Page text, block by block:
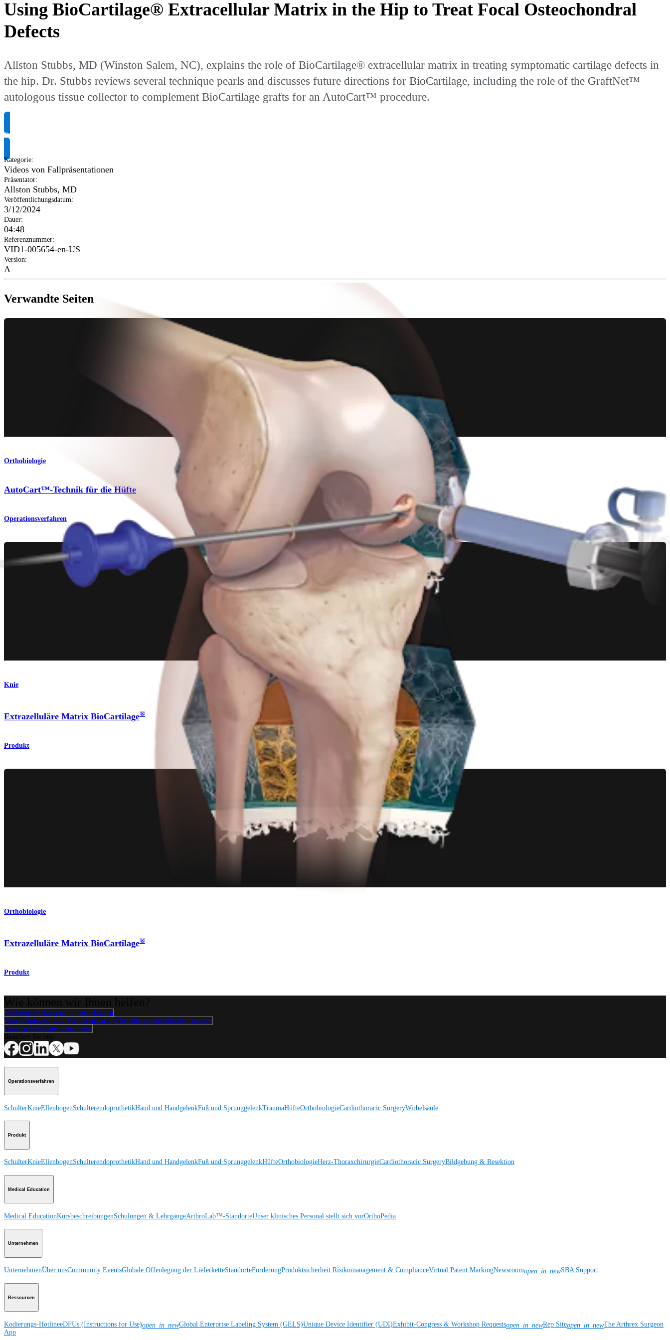
Using BioCartilage® Extracellular Matrix in the Hip to Treat Focal Osteochondral
Defects
Allston Stubbs, MD (Winston Salem, NC), explains the role of BioCartilage® extracellular matrix in treating symptomatic cartilage defects in
the hip. Dr. Stubbs reviews several technique pearls and discusses future directions for BioCartilage, including the role of the GraftNet™
autologous tissue collector to complement BioCartilage grafts for an AutoCart™ procedure.
Produktinformationen anfragen
Kategorie:
Videos von Fallpräsentationen
Präsentator:
Allston Stubbs, MD
Veröffentlichungsdatum:
3/12/2024
Dauer:
04:48
Referenznummer:
VID1-005654-en-US
Version:
A
Verwandte Seiten
Orthobiologie
AutoCart™-Technik für die Hüfte
Operationsverfahren
Knie
Extrazelluläre Matrix BioCartilage®
Produkt
Orthobiologie
Extrazelluläre Matrix BioCartilage®
Produkt
Medizinproduktberater:in kontaktieren
Veranstaltungen, Lab-Vorführungen und Schulungsmöglichkeiten ansehen
Unseren Newsletter abonnieren
Operationsverfahren
SchulterKnieEllenbogenSchulterendoprothetikHand und HandgelenkFuß und SprunggelenkTraumaHüfteOrthobiologieCardiothoracic SurgeryWirbelsäule
Produkt
SchulterKnieEllenbogenSchulterendoprothetikHand und HandgelenkFuß und SprunggelenkHüfteOrthobiologieHerz-ThoraxchirurgieCardiothoracic SurgeryBildgebung & Resektion
Medical Education
Medical EducationKursbeschreibungenSchulungen & LehrgängeArthroLab™-StandorteUnser klinisches Personal stellt sich vorOrthoPedia
Unternehmen
UnternehmenÜber unsCommunity EventsGlobale Offenlegung der LieferketteStandorteFörderungProduktsicherheit Risikomanagement & ComplianceVirtual Patent MarkingNewsroomopen_in_newSBA Support
Ressourcen
Kodierungs-HotlineeDFUs (Instructions for Use)open_in_newGlobal Enterprise Labeling System (GELS)Unique Device Identifier (UDI)Exhibit-Congress & Workshop Requestsopen_in_newRep Siteopen_in_newThe Arthrex Surgeon
App